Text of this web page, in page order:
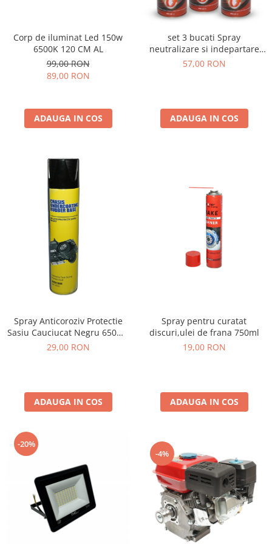
Corp de iluminat Led 150w
6500K 120 CM AL
99,00 RON
89,00 RON
ADAUGA IN COS
set 3 bucati Spray
neutralizare si indepartare
rugina 450ml
57,00 RON
ADAUGA IN COS
Spray Anticoroziv Protectie
Sasiu Cauciucat Negru 650ml,
Insonorizant Auto
29,00 RON
ADAUGA IN COS
Spray pentru curatat
discuri,ulei de frana 750ml
19,00 RON
ADAUGA IN COS
-20%
-4%